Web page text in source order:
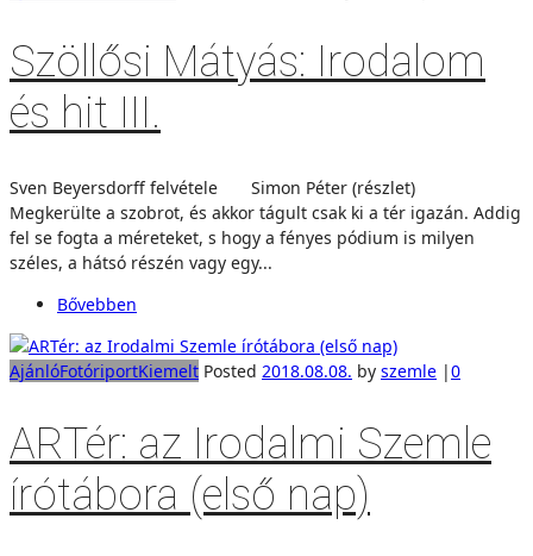
Szöllősi Mátyás: Irodalom
és hit III.
Sven Beyersdorff felvétele Simon Péter (részlet)
Megkerülte a szobrot, és akkor tágult csak ki a tér igazán. Addig
fel se fogta a méreteket, s hogy a fényes pódium is milyen
széles, a hátsó részén vagy egy...
Bővebben
AjánlóFotóriportKiemelt Posted 2018.08.08. by szemle |0
ARTér: az Irodalmi Szemle
írótábora (első nap)